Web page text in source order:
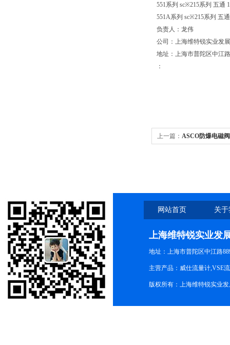
551系列 sc※215系列 五通
551A系列 sc※215系列 五通
负责人：龙伟
公司：上海维特锐实业发
地址：上海市普陀区中江
：
上一篇： ASCO防爆电磁
网站首页 关
上海维特锐实业发
地址：上海市普陀区中江路
主营产品：威仕流量计,VSE
版权所有：上海维特锐实业